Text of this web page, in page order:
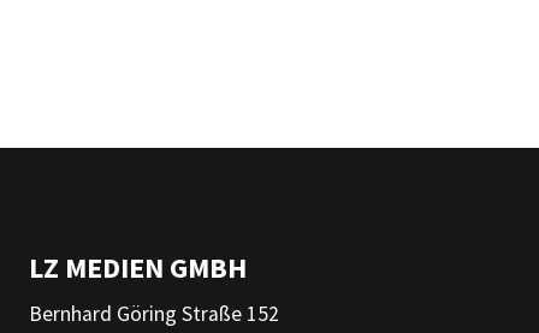
LZ MEDIEN GMBH
Bernhard Göring Straße 152